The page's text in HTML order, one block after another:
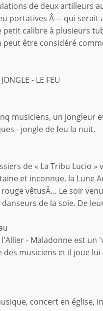
de deux artilleurs
portatives Â— qui serait
petit calibre à plusieurs
peut être considéré
- LE FEU
musiciens, un jongleur
- jongle de feu la nuit.
de « La Tribu Lucio »
et inconnue, la Lune
vêtusÂ… Le soir
de la soie. De
- Maladonne est un
musiciens et il joue
concert en église,